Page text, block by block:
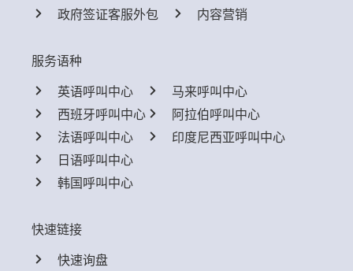
政府签证客服外包
内容营销
服务语种
英语呼叫中心
西班牙呼叫中心
法语呼叫中心
日语呼叫中心
韩国呼叫中心
马来呼叫中心
阿拉伯呼叫中心
印度尼西亚呼叫中心
快速链接
快速询盘